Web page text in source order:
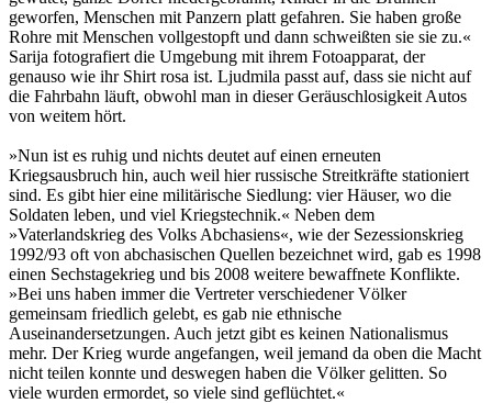
geworfen, Menschen mit Panzern platt gefahren. Sie haben große
Rohre mit Menschen vollgestopft und dann schweißten sie sie zu.«
Sarija fotografiert die Umgebung mit ihrem Fotoapparat, der
genauso wie ihr Shirt rosa ist. Ljudmila passt auf, dass sie nicht auf
die Fahrbahn läuft, obwohl man in dieser Geräuschlosigkeit Autos
von weitem hört.
»Nun ist es ruhig und nichts deutet auf einen erneuten
Kriegsausbruch hin, auch weil hier russische Streitkräfte stationiert
sind. Es gibt hier eine militärische Siedlung: vier Häuser, wo die
Soldaten leben, und viel Kriegstechnik.« Neben dem
»Vaterlandskrieg des Volks Abchasiens«, wie der Sezessionskrieg
1992/93 oft von abchasischen Quellen bezeichnet wird, gab es 1998
einen Sechstagekrieg und bis 2008 weitere bewaffnete Konflikte.
»Bei uns haben immer die Vertreter verschiedener Völker
gemeinsam friedlich gelebt, es gab nie ethnische
Auseinandersetzungen. Auch jetzt gibt es keinen Nationalismus
mehr. Der Krieg wurde angefangen, weil jemand da oben die Macht
nicht teilen konnte und deswegen haben die Völker gelitten. So
viele wurden ermordet, so viele sind geflüchtet.«